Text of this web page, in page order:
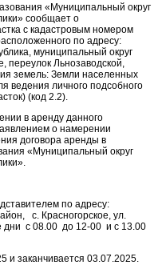
«Муниципальный округ
сообщает о
с кадастровым номером
по адресу:
муниципальный округ
переулок Льнозаводской,
земель: Земли населенных
ведения личного подсобного
(код 2.2).
в аренду данного
о намерении
договора аренды в
«Муниципальный округ
по адресу:
с. Красногорское, ул.
с 08.00 до 12-00 и с 13.00
и заканчивается 03.07.2025.